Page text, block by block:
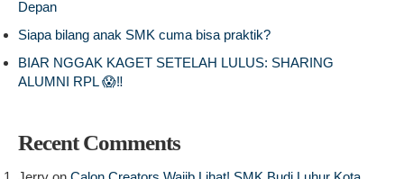
Depan
Siapa bilang anak SMK cuma bisa praktik?
BIAR NGGAK KAGET SETELAH LULUS: SHARING
ALUMNI RPL 😱‼️
Recent Comments